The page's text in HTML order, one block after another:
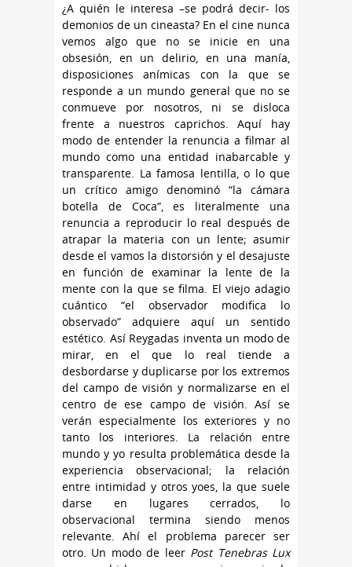
¿A quién le interesa –se podrá decir- los
demonios de un cineasta? En el cine nunca
vemos algo que no se inicie en una
obsesión, en un delirio, en una manía,
disposiciones anímicas con la que se
responde a un mundo general que no se
conmueve por nosotros, ni se disloca
frente a nuestros caprichos. Aquí hay
modo de entender la renuncia a filmar al
mundo como una entidad inabarcable y
transparente. La famosa lentilla, o lo que
un crítico amigo denominó “la cámara
botella de Coca”, es literalmente una
renuncia a reproducir lo real después de
atrapar la materia con un lente; asumir
desde el vamos la distorsión y el desajuste
en función de examinar la lente de la
mente con la que se filma. El viejo adagio
cuántico “el observador modifica lo
observado” adquiere aquí un sentido
estético. Así Reygadas inventa un modo de
mirar, en el que lo real tiende a
desbordarse y duplicarse por los extremos
del campo de visión y normalizarse en el
centro de ese campo de visión. Así se
verán especialmente los exteriores y no
tanto los interiores. La relación entre
mundo y yo resulta problemática desde la
experiencia observacional; la relación
entre intimidad y otros yoes, la que suele
darse en lugares cerrados, lo
observacional termina siendo menos
relevante. Ahí el problema parecer ser
otro. Un modo de leer Post Tenebras Lux